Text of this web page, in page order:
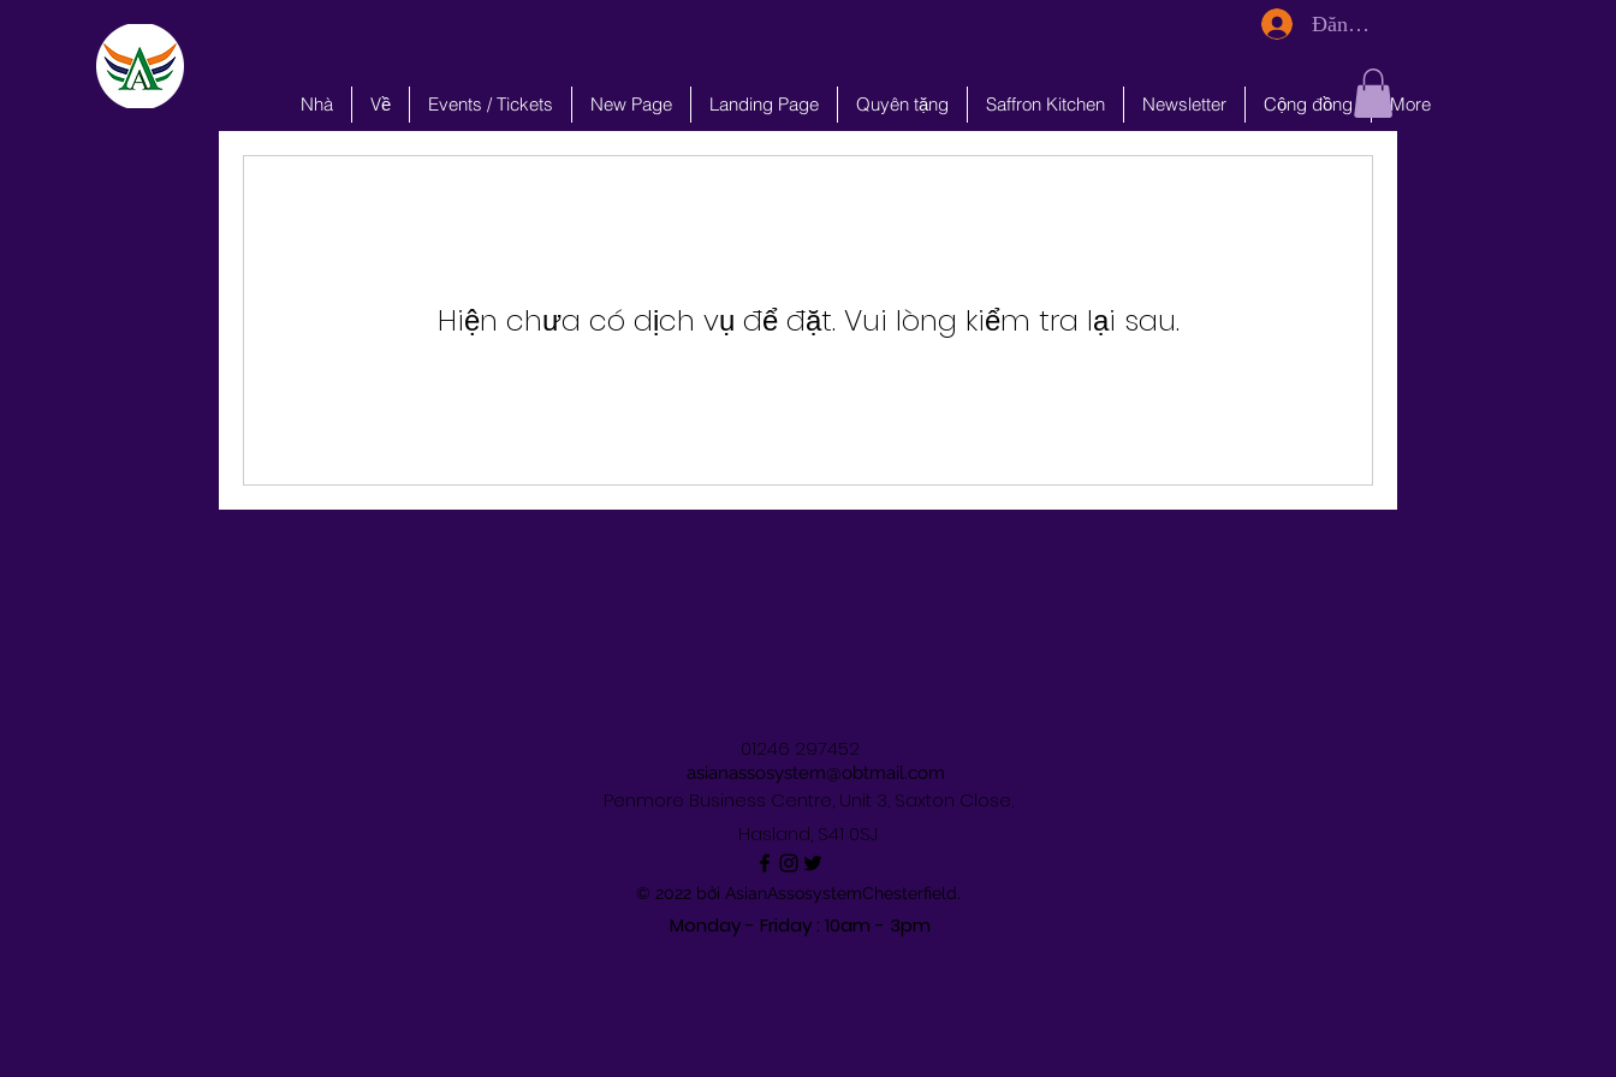
Đăng nhập
Nhà Về Events / Tickets New Page Landing Page Quyên tặng Saffron Kitchen Newsletter Cộng đồng More
Hiện chưa có dịch vụ để đặt. Vui lòng kiểm tra lại sau.
Penmore Business Centre, Unit 3, Saxton Close,
Hasland, S41 0SJ
01246 297452
asianassosystem@obtmail.com
© 2022 bởi AsianAssosystemChesterfield.
Monday - Friday : 10am - 3pm